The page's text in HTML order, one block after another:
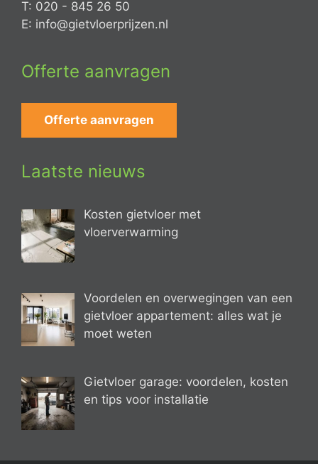
T: 020 - 845 26 50
E: info@gietvloerprijzen.nl
Offerte aanvragen
Offerte aanvragen
Laatste nieuws
Kosten gietvloer met
vloerverwarming
Voordelen en overwegingen van een
gietvloer appartement: alles wat je
moet weten
Gietvloer garage: voordelen, kosten
en tips voor installatie